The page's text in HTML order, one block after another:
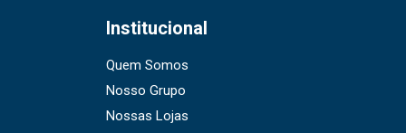
Institucional
Quem Somos
Nosso Grupo
Nossas Lojas